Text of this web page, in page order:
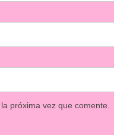
próxima vez que comente.